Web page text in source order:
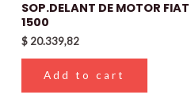
SOP.DELANT DE MOTOR FIAT
1500
$ 20.339,82
Add to cart